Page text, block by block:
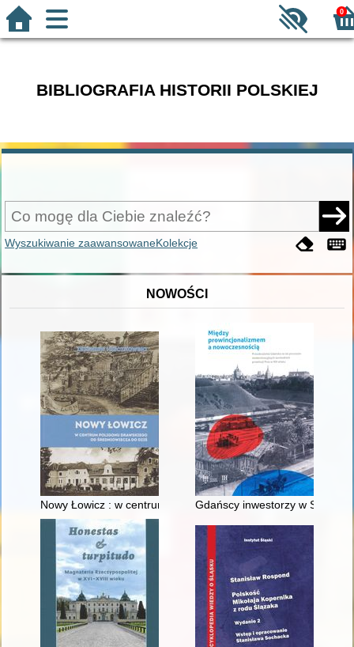
0
BIBLIOGRAFIA HISTORII POLSKIEJ
Wyszukiwanie zaawansowaneKolekcje
NOWOŚCI
Nowy Łowicz : w centrum poligonu drawskiego od
Gdańscy inwestorzy w